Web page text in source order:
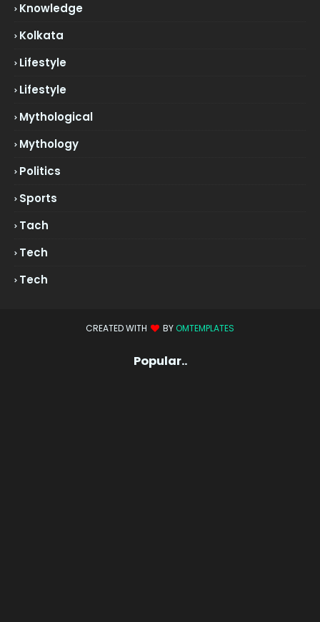
Knowledge
Kolkata
Lifestyle
Lifestyle
Mythological
Mythology
Politics
Sports
Tach
Tech
Tech
CREATED WITH BY OMTEMPLATES
Popular..